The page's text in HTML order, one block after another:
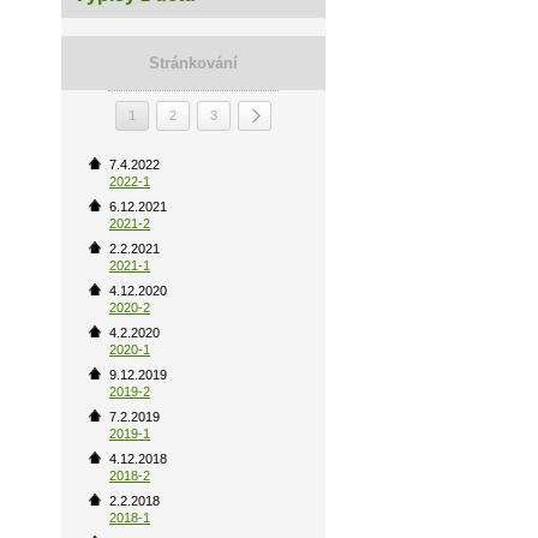
Stránkování
1 2 3
7.4.2022
2022-1
6.12.2021
2021-2
2.2.2021
2021-1
4.12.2020
2020-2
4.2.2020
2020-1
9.12.2019
2019-2
7.2.2019
2019-1
4.12.2018
2018-2
2.2.2018
2018-1